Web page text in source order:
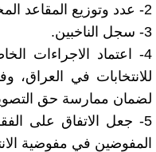
2- عدد وتوزيع المقاعد المخصصة لكوتا المكونات.
3- سجل الناخبين.
4- اعتماد الاجراءات
للانتخابات في العراق،
لضمان ممارسة حق
5- جعل الاتفاق على
المفوضين في مفوضية